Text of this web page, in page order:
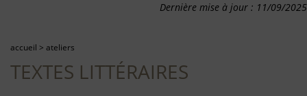
Dernière mise à jour : 11/09/2025
accueil > ateliers
TEXTES LITTÉRAIRES